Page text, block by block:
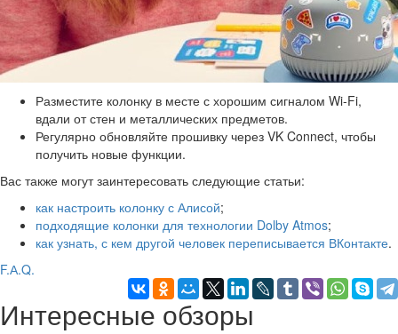
Разместите колонку в месте с хорошим сигналом Wi-Fi,
вдали от стен и металлических предметов.
Регулярно обновляйте прошивку через VK Connect, чтобы
получить новые функции.
Вас также могут заинтересовать следующие статьи:
как настроить колонку с Алисой;
подходящие колонки для технологии Dolby Atmos;
как узнать, с кем другой человек переписывается ВКонтакте.
F.А.Q.
Интересные обзоры